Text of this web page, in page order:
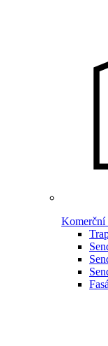
Komerční